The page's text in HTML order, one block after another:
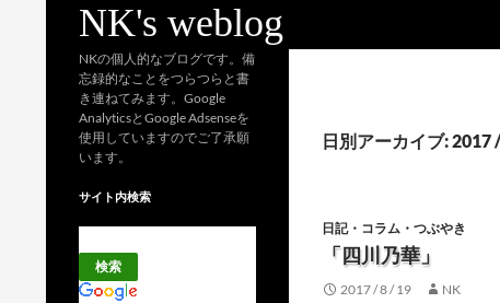
NK's weblog
日別アーカイブ: 2017
日記・コラム・つぶやき
「四川乃華」
2017 / 8 / 19 NK
NKの個人的なブログです。備
忘録的なことをつらつらと書
き連ねてみます。Google
AnalyticsとGoogle Adsenseを
使用していますのでご了承願
います。
サイト内検索